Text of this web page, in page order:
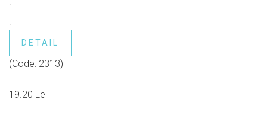
:
:
DETAIL
(Code: 2313)
19.20 Lei
: